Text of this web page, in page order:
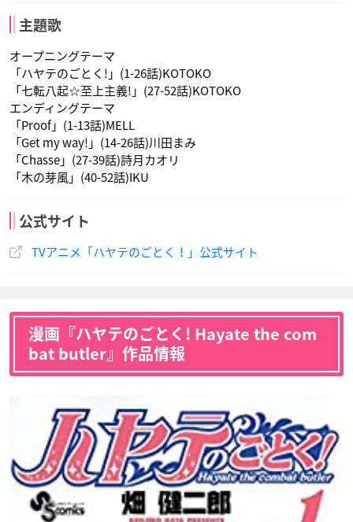
クラウス
声優：三宅健太
天の声
主題歌
オープニングテーマ
「ハヤテのごとく!」(1-26話)KOTOKO
「七転八起☆至上主義!」(27-52話)KOTOKO
エンディングテーマ
「Proof」(1-13話)MELL
「Get my way!」(14-26話)川田まみ
「Chasse」(27-39話)詩月カオリ
「木の芽風」(40-52話)IKU
公式サイト
TVアニメ「ハヤテのごとく！」公式サイト
漫画『ハヤテのごとく! Hayate the com
bat butler』作品情報